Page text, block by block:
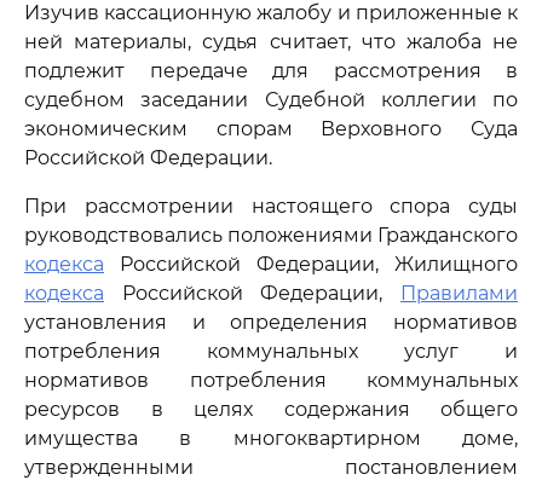
Изучив кассационную жалобу и приложенные к
ней материалы, судья считает, что жалоба не
подлежит передаче для рассмотрения в
судебном заседании Судебной коллегии по
экономическим спорам Верховного Суда
Российской Федерации.
При рассмотрении настоящего спора суды
руководствовались положениями Гражданского
кодекса Российской Федерации, Жилищного
кодекса Российской Федерации,
Правилами
установления и определения нормативов
потребления коммунальных услуг и
нормативов потребления коммунальных
ресурсов в целях содержания общего
имущества в многоквартирном доме,
утвержденными постановлением